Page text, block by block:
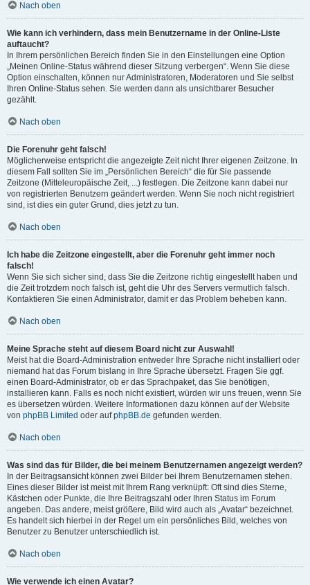
Nach oben
Wie kann ich verhindern, dass mein Benutzername in der Online-Liste
auftaucht?
In Ihrem persönlichen Bereich finden Sie in den Einstellungen eine Option
„Meinen Online-Status während dieser Sitzung verbergen“. Wenn Sie diese
Option einschalten, können nur Administratoren, Moderatoren und Sie selbst
Ihren Online-Status sehen. Sie werden dann als unsichtbarer Besucher
gezählt.
Nach oben
Die Forenuhr geht falsch!
Möglicherweise entspricht die angezeigte Zeit nicht Ihrer eigenen Zeitzone. In
diesem Fall sollten Sie im „Persönlichen Bereich“ die für Sie passende
Zeitzone (Mitteleuropäische Zeit, ...) festlegen. Die Zeitzone kann dabei nur
von registrierten Benutzern geändert werden. Wenn Sie noch nicht registriert
sind, ist dies ein guter Grund, dies jetzt zu tun.
Nach oben
Ich habe die Zeitzone eingestellt, aber die Forenuhr geht immer noch
falsch!
Wenn Sie sich sicher sind, dass Sie die Zeitzone richtig eingestellt haben und
die Zeit trotzdem noch falsch ist, geht die Uhr des Servers vermutlich falsch.
Kontaktieren Sie einen Administrator, damit er das Problem beheben kann.
Nach oben
Meine Sprache steht auf diesem Board nicht zur Auswahl!
Meist hat die Board-Administration entweder Ihre Sprache nicht installiert oder
niemand hat das Forum bislang in Ihre Sprache übersetzt. Fragen Sie ggf.
einen Board-Administrator, ob er das Sprachpaket, das Sie benötigen,
installieren kann. Falls es noch nicht existiert, würden wir uns freuen, wenn Sie
es übersetzen würden. Weitere Informationen dazu können auf der Website
von phpBB Limited oder aufphpBB.de gefunden werden.
Nach oben
Was sind das für Bilder, die bei meinem Benutzernamen angezeigt werden?
In der Beitragsansicht können zwei Bilder bei Ihrem Benutzernamen stehen.
Eines dieser Bilder ist meist mit Ihrem Rang verknüpft: Oft sind dies Sterne,
Kästchen oder Punkte, die Ihre Beitragszahl oder Ihren Status im Forum
angeben. Das andere, meist größere, Bild wird auch als „Avatar“ bezeichnet.
Es handelt sich hierbei in der Regel um ein persönliches Bild, welches von
Benutzer zu Benutzer unterschiedlich ist.
Nach oben
Wie verwende ich einen Avatar?